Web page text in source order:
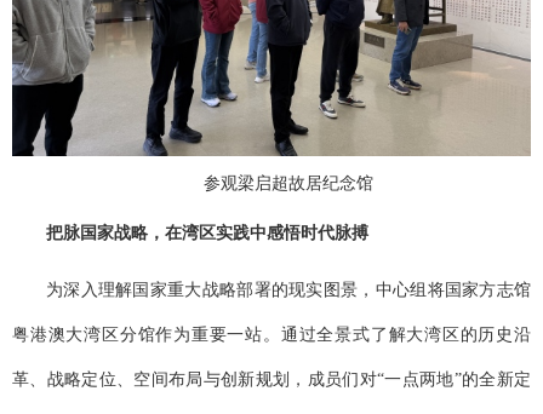
参观梁启超故居纪念馆
把脉国家战略，在湾区实践中感悟时代脉搏
为深入理解国家重大战略部署的现实图景，中心组将国家方志馆
粤港澳大湾区分馆作为重要一站。通过全景式了解大湾区的历史沿
革、战略定位、空间布局与创新规划，成员们对“一点两地”的全新定